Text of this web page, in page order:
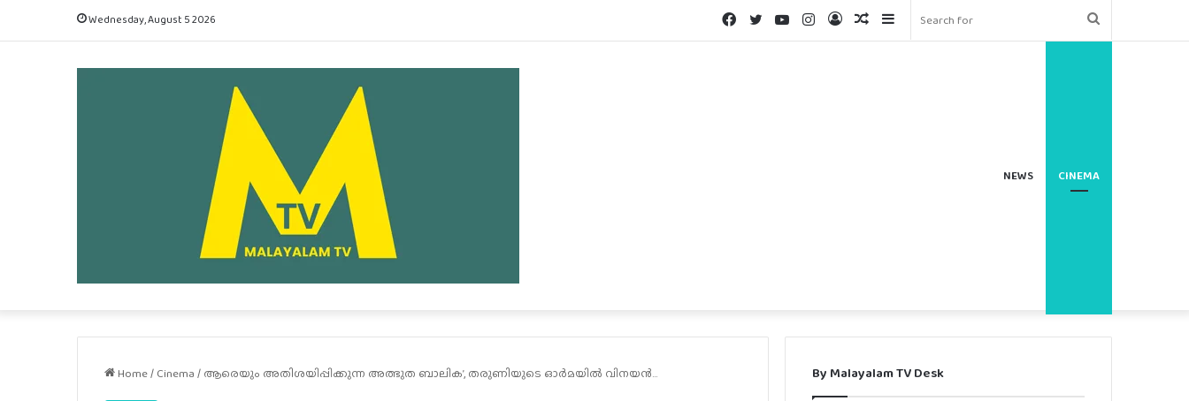
Wednesday, August 5 2026 Search
Sidebar
Random
Log
Instagram
YouTube
Twitter
Facebook
NEWS CINEMA
Home/ Cinema / ആരെയും അതിശയിപ്പിക്കുന്ന അത്ഭുത ബാലിക’, തരുണിയുടെ ഓർമയിൽ വിനയൻ… By Malayalam TV Desk